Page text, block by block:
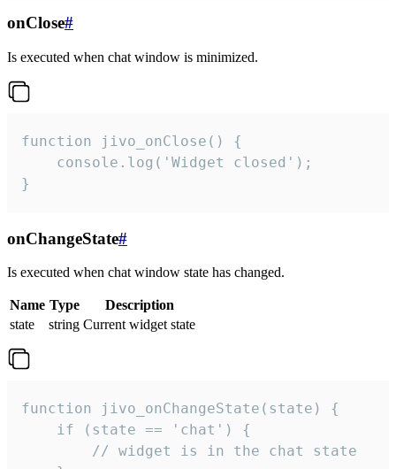
onClose#
Is executed when chat window is minimized.
function jivo_onClose() {
    console.log('Widget closed');
}
onChangeState#
Is executed when chat window state has changed.
Name Type
Description
state
string Current widget state
function jivo_onChangeState(state) {
    if (state == 'chat') {
        // widget is in the chat state